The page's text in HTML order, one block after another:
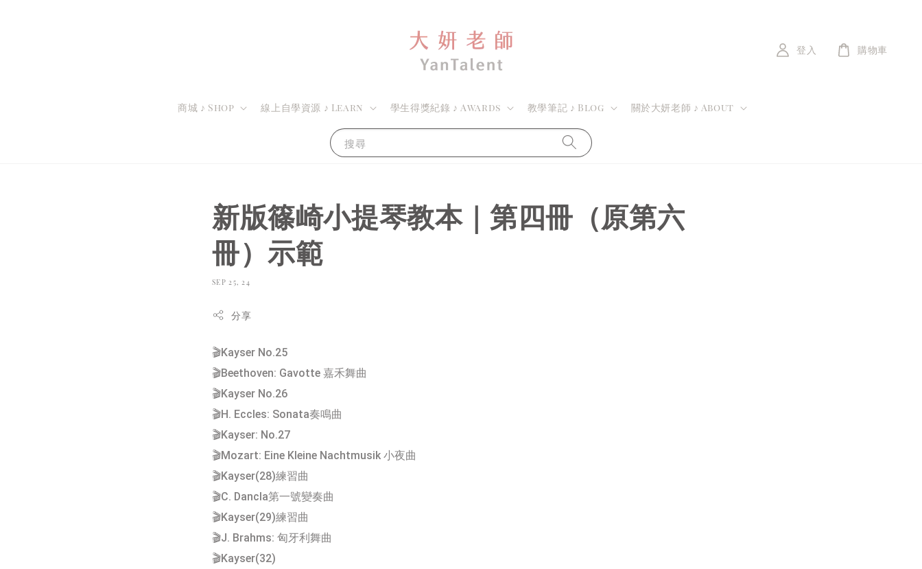
搜尋
商城 ♪ Shop 線上自學資源 ♪ Learn 學生得獎紀錄 ♪ Awards 教學筆記 ♪ Blog 關於大妍老師 ♪ About
登入 購物車
新版篠崎小提琴教本｜第四冊（原第六
冊）示範
SEP 25, 24
分享
🎬Kayser No.25
🎬Beethoven: Gavotte 嘉禾舞曲
🎬Kayser No.26
🎬H. Eccles: Sonata奏鳴曲
🎬Kayser: No.27
🎬Mozart: Eine Kleine Nachtmusik 小夜曲
🎬Kayser(28)練習曲
🎬C. Dancla第一號變奏曲
🎬Kayser(29)練習曲
🎬J. Brahms: 匈牙利舞曲
🎬Kayser(32)